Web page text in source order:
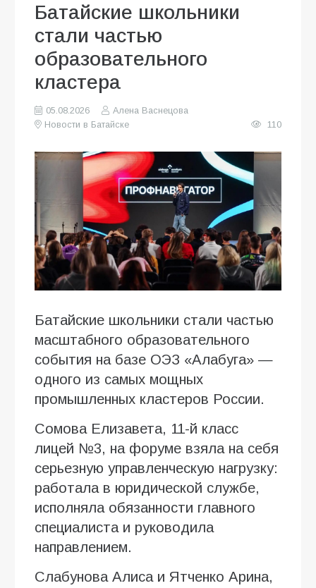
Батайские школьники
стали частью
образовательного
кластера
05.08.2026
Алена Васнецова
Новости в Батайске
110
Батайские школьники стали частью
масштабного образовательного
события на базе ОЭЗ «Алабуга» —
одного из самых мощных
промышленных кластеров России.
Сомова Елизавета, 11-й класс
лицей №3, на форуме взяла на себя
серьезную управленческую нагрузку:
работала в юридической службе,
исполняла обязанности главного
специалиста и руководила
направлением.
Слабунова Алиса и Ятченко Арина,